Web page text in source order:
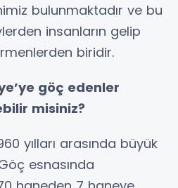
bulunmaktadır ve bu
insanların gelip
biridir.
göç edenler
misiniz?
yılları arasında büyük
esnasında